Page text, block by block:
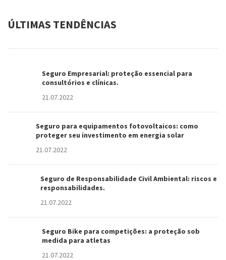
ÚLTIMAS TENDÊNCIAS
Seguro Empresarial: proteção essencial para
consultórios e clínicas.
21.07.2022
Seguro para equipamentos fotovoltaicos: como
proteger seu investimento em energia solar
21.07.2022
Seguro de Responsabilidade Civil Ambiental: riscos e
responsabilidades.
21.07.2022
Seguro Bike para competições: a proteção sob
medida para atletas
21.07.2022